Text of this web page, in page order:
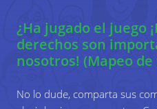
nombres. En las
el tema / tema
pensando por
¿Ha jugado el juego
derechos son
nosotros! (Mapeo
No lo dude, comparta sus